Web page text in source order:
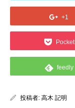
+1
Pocket
feedly
投稿者: 高木 記明